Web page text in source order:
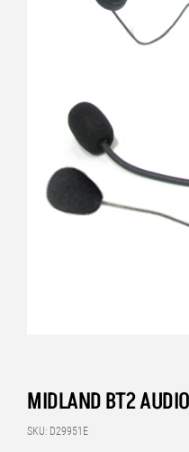
MIDLAND BT2
SKU: D29951E